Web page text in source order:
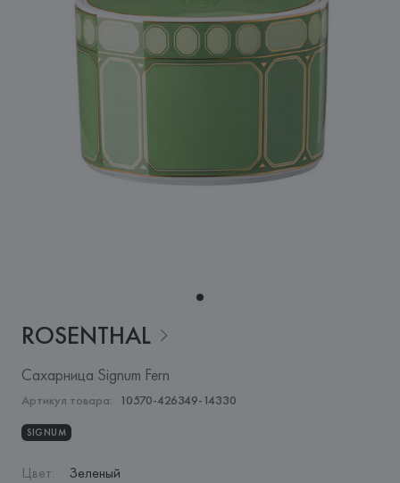
ROSENTHAL
Сахарница Signum Fern
Артикул товара: 10570-426349-14330
SIGNUM
Цвет: Зеленый